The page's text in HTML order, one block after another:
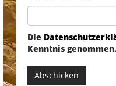
Die
Kenntnis genommen.
Abschicken